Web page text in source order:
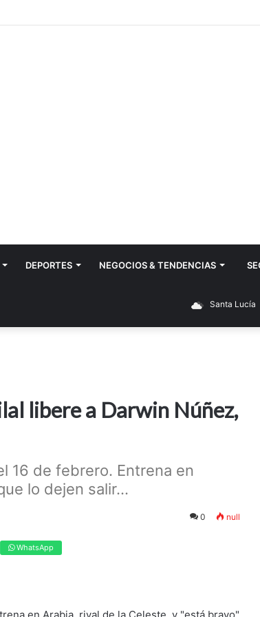
DEPORTES NEGOCIOS & TENDENCIAS
Santa Lucía
libere a Darwin Núñez,
16 de febrero. Entrena en
lo dejen salir...
0 null
WhatsApp